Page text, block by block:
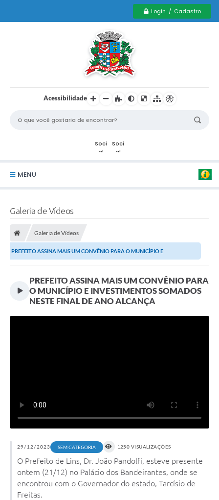
Login / Cadastro
Acessibilidade
MENU
Ouvidoria
Departamentos
responsáveis de pessoas com deficiência
PALESTRA SETEMBRO AMARELO - DRA. BEATRIZ GODOY
Relação dos Itinerários do Transporte Público
Consulta Pública sobre o Plano Municipal de
Saneamento Básico de Lins
Galeria de Vídeos
Galeria de Vídeos
PREFEITO ASSINA MAIS UM CONVÊNIO PARA O MUNICÍPIO E
PREFEITO ASSINA MAIS UM CONVÊNIO PARA
O MUNICÍPIO E INVESTIMENTOS SOMADOS
NESTE FINAL DE ANO ALCANÇA
29/12/2023 SEM CATEGORIA 1250 VISUALIZAÇÕES
O Prefeito de Lins, Dr. João Pandolfi, esteve presente
ontem (21/12) no Palácio dos Bandeirantes, onde se
encontrou com o Governador do estado, Tarcísio de
Freitas.